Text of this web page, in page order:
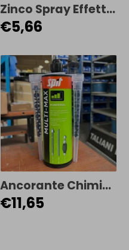
Zinco Spray Effetto Zincatura a Caldo - Spray Zincante per Ritocchi e Protezione Anticorrosione
€5,66
Ancorante Chimico in Vinilestere – Spit MULTI-MAX (Universale, Certificato ETA)
€11,65